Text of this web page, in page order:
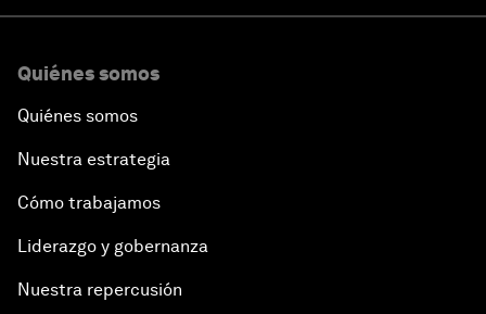
Quiénes somos
Quiénes somos
Nuestra estrategia
Cómo trabajamos
Liderazgo y gobernanza
Nuestra repercusión